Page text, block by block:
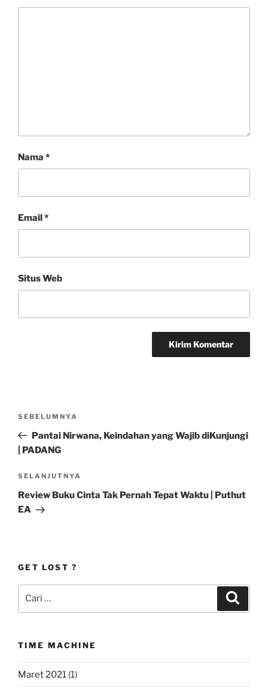
Nama *
Email*
Situs Web
Pos
Sebelumnya
SEBELUMNYA
Pantai Nirwana, Keindahan yang Wajib diKunjungi
| PADANG
Pos
Selanjutnya
SELANJUTNYA
Review Buku Cinta Tak Pernah Tepat Waktu | Puthut
EA
GET LOST ?
untuk:
TIME MACHINE
Maret 2021 (1)